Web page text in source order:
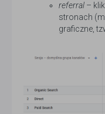
referral –
stronach
graficzne,